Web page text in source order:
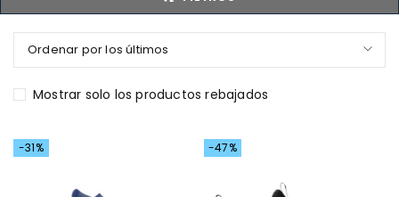
Ordenar por los últimos
Mostrar solo los productos rebajados
-31% -47%